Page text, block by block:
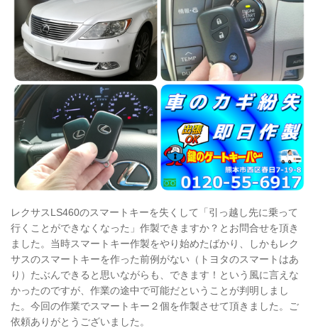
レクサスLS460のスマートキーを失くして「引っ越し先に乗って
行くことができなくなった」作製できますか？とお問合せを頂き
ました。当時スマートキー作製をやり始めたばかり、しかもレク
サスのスマートキーを作った前例がない（トヨタのスマートはあ
り）たぶんできると思いながらも、できます！という風に言えな
かったのですが、作業の途中で可能だということが判明しまし
た。今回の作業でスマートキー２個を作製させて頂きました。ご
依頼ありがとうございました。